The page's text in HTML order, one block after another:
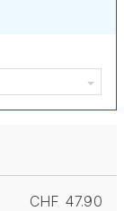
CHF 47.90